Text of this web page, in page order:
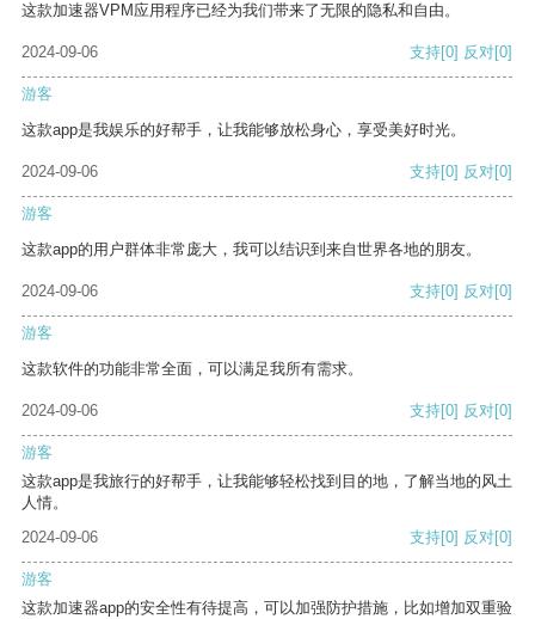
这款加速器VPM应用程序已经为我们带来了无限的隐私和自由。
2024-09-06 支持[0] 反对[0]
游客
这款app是我娱乐的好帮手，让我能够放松身心，享受美好时光。
2024-09-06 支持[0] 反对[0]
游客
这款app的用户群体非常庞大，我可以结识到来自世界各地的朋友。
2024-09-06 支持[0] 反对[0]
游客
这款软件的功能非常全面，可以满足我所有需求。
2024-09-06 支持[0] 反对[0]
游客
这款app是我旅行的好帮手，让我能够轻松找到目的地，了解当地的风土
人情。
2024-09-06
支持[0] 反对[0]
游客
这款加速器app的安全性有待提高，可以加强防护措施，比如增加双重验